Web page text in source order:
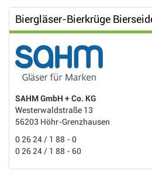
Biergläser-Bierkrüge
SAHM GmbH + Co. KG
Westerwaldstraße 13
56203 Höhr-Grenzhausen
0 26 24 / 1 88 - 0
0 26 24 / 1 88 - 60